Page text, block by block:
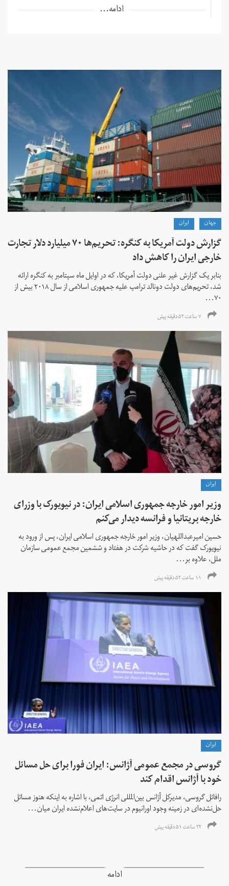
ادامه...
جهان ايران
گزارش دولت آمریکا به کنگره: تحریم‌ها ۷۰ میلیارد دلار تجارت
خارجی ایران را کاهش داد
بنابر یک گزارش غیر علنی دولت آمریکا، که در اوایل ماه سپتامبر به کنگره ارائه
شد، تحریم‌های دولت دونالد ترامپ علیه جمهوری اسلامی از سال ۲۰۱۸ بیش از
۷۰...
۷ ساعت ۵۲ دقیقه پیش
ايران
وزیر امور خارجه جمهوری اسلامی ایران: در نیویورک با وزرای
خارجه بریتانیا و فرانسه دیدار می‌کنم
حسین امیرعبداللهیان، وزیر امور خارجه جمهوری اسلامی ایران، پس از ورود به
نیویورک گفت که در حاشیه شرکت در هفتاد و ششمین مجمع عمومی سازمان
ملل، علاوه بر...
۱۱ ساعت ۵۲ دقیقه پیش
ايران
گروسی در مجمع عمومی آژانس: ایران فورا برای حل مسائل
خود با آژانس اقدام کند
رافائل گروسی، مدیرکل آژانس بین‌المللی انرژی اتمی، با اشاره به اینکه هنوز مسائل
حل‌نشده‌ای در زمینه وجود اورانیوم در سایت‌های اعلام‌نشده ایران میان...
۲۲ ساعت ۵۱ دقیقه پیش
ادامه